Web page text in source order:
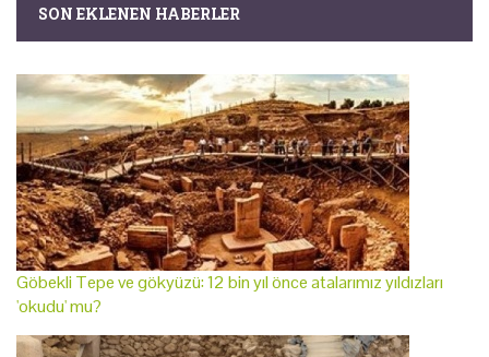
SON EKLENEN HABERLER
Göbekli Tepe ve gökyüzü: 12 bin yıl önce atalarımız yıldızları
'okudu' mu?